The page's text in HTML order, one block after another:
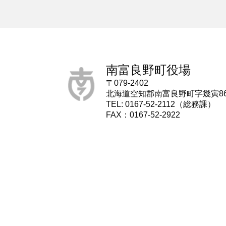
南富良野町役場
〒079-2402
北海道空知郡南富良野町字幾寅
TEL: 0167-52-2112（総務課）
FAX：0167-52-2922